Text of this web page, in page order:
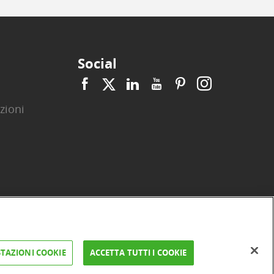
Social
| | | | |
FAQ e Sicurezza
COOKIE ACCETTA TUTTI I COOKIE